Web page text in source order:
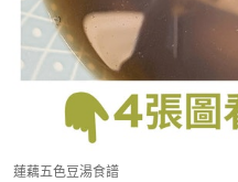
蓮藕五色豆湯食譜